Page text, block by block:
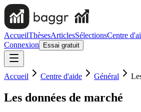
AccueilThèsesArticlesSélectionsCentre
Connexion
Essai gratuit
Accueil Centre d'aide Général
Les données de marché